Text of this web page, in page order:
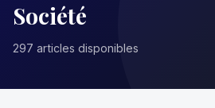
Société
297 articles disponibles